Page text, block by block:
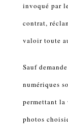
invoqué par
contrat,
valoir toute
Sauf
numériques
permettant la
photos